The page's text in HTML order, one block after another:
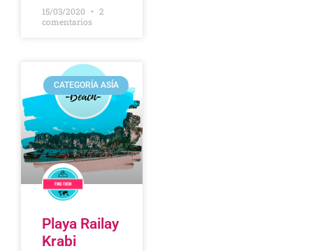
15/03/2020
2
comentarios
CATEGORÍA ASÍA
Playa Railay
Krabi